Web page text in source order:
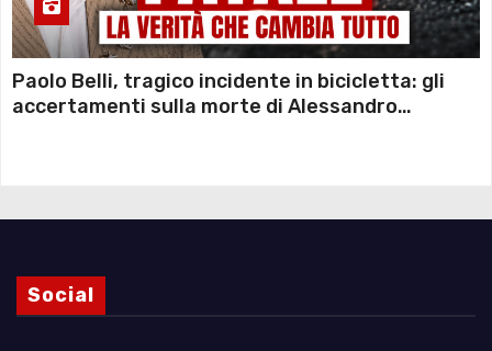
Paolo Belli, tragico incidente in bicicletta: gli
accertamenti sulla morte di Alessandro
Social